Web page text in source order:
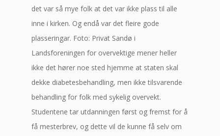
det var så mye folk at det var ikke plass til alle
inne i kirken. Og endå var det fleire gode
plasseringar. Foto: Privat Sandø i
Landsforeningen for overvektige mener heller
ikke det hører noe sted hjemme at staten skal
dekke diabetesbehandling, men ikke tilsvarende
behandling for folk med sykelig overvekt.
Studentene tar utdanningen først og fremst for å
få mesterbrev, og dette vil de kunne få selv om